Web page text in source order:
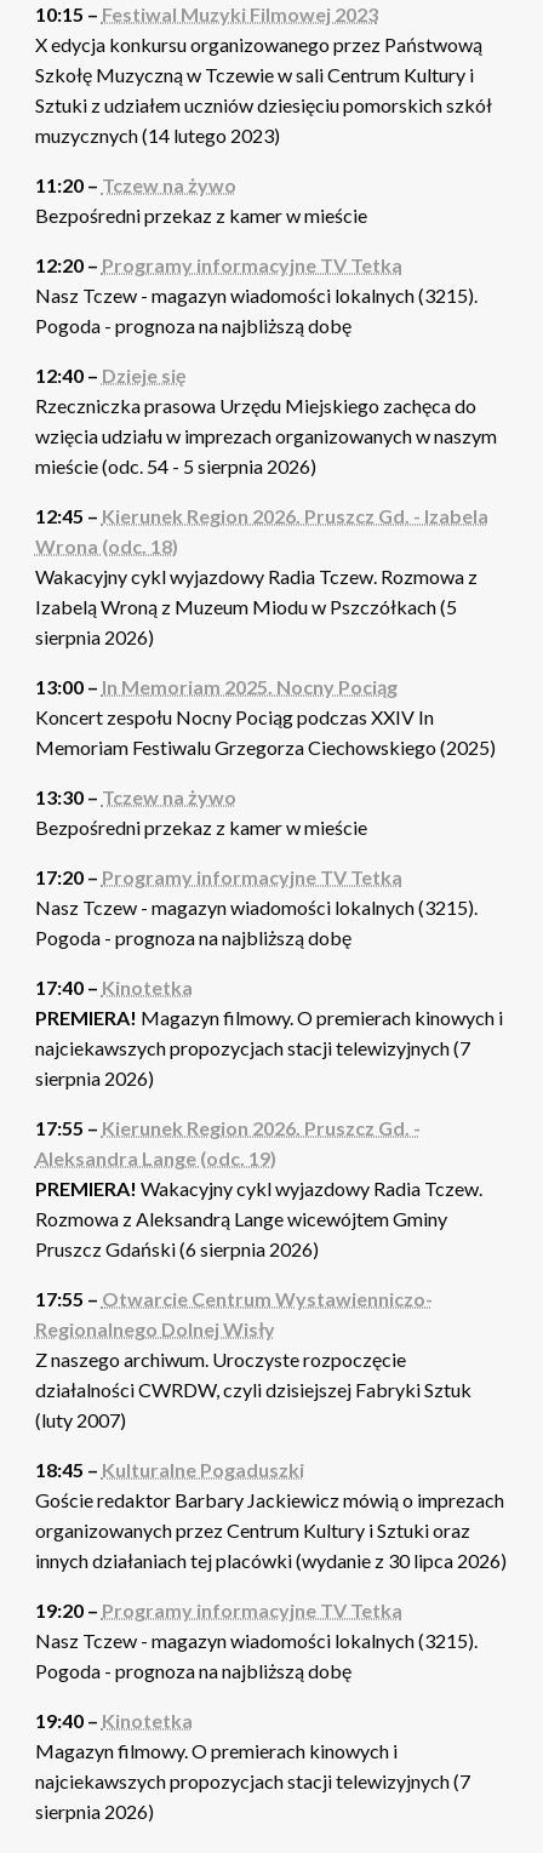
10:15 – Festiwal Muzyki Filmowej 2023
X edycja konkursu organizowanego przez Państwową
Szkołę Muzyczną w Tczewie w sali Centrum Kultury i
Sztuki z udziałem uczniów dziesięciu pomorskich szkół
muzycznych (14 lutego 2023)
11:20 – Tczew na żywo
Bezpośredni przekaz z kamer w mieście
12:20 – Programy informacyjne TV Tetka
Nasz Tczew - magazyn wiadomości lokalnych (3215).
Pogoda - prognoza na najbliższą dobę
12:40 – Dzieje się
Rzeczniczka prasowa Urzędu Miejskiego zachęca do
wzięcia udziału w imprezach organizowanych w naszym
mieście (odc. 54 - 5 sierpnia 2026)
12:45 – Kierunek Region 2026. Pruszcz Gd. - Izabela
Wrona (odc. 18)
Wakacyjny cykl wyjazdowy Radia Tczew. Rozmowa z
Izabelą Wroną z Muzeum Miodu w Pszczółkach (5
sierpnia 2026)
13:00 – In Memoriam 2025. Nocny Pociąg
Koncert zespołu Nocny Pociąg podczas XXIV In
Memoriam Festiwalu Grzegorza Ciechowskiego (2025)
13:30 – Tczew na żywo
Bezpośredni przekaz z kamer w mieście
17:20 – Programy informacyjne TV Tetka
Nasz Tczew - magazyn wiadomości lokalnych (3215).
Pogoda - prognoza na najbliższą dobę
17:40 – Kinotetka
PREMIERA! Magazyn filmowy. O premierach kinowych i
najciekawszych propozycjach stacji telewizyjnych (7
sierpnia 2026)
17:55 – Kierunek Region 2026. Pruszcz Gd. -
Aleksandra Lange (odc. 19)
PREMIERA! Wakacyjny cykl wyjazdowy Radia Tczew.
Rozmowa z Aleksandrą Lange wicewójtem Gminy
Pruszcz Gdański (6 sierpnia 2026)
17:55 – Otwarcie Centrum Wystawienniczo-
Regionalnego Dolnej Wisły
Z naszego archiwum. Uroczyste rozpoczęcie
działalności CWRDW, czyli dzisiejszej Fabryki Sztuk
(luty 2007)
18:45 – Kulturalne Pogaduszki
Goście redaktor Barbary Jackiewicz mówią o imprezach
organizowanych przez Centrum Kultury i Sztuki oraz
innych działaniach tej placówki (wydanie z 30 lipca 2026)
19:20 – Programy informacyjne TV Tetka
Nasz Tczew - magazyn wiadomości lokalnych (3215).
Pogoda - prognoza na najbliższą dobę
19:40 – Kinotetka
Magazyn filmowy. O premierach kinowych i
najciekawszych propozycjach stacji telewizyjnych (7
sierpnia 2026)